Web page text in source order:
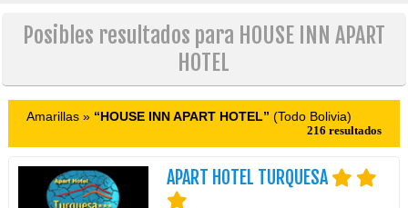
Posibles resultados para HOUSE INN APART
HOTEL
Amarillas » “HOUSE INN APART HOTEL” (Todo Bolivia)
216 resultados
APART HOTEL TURQUESA